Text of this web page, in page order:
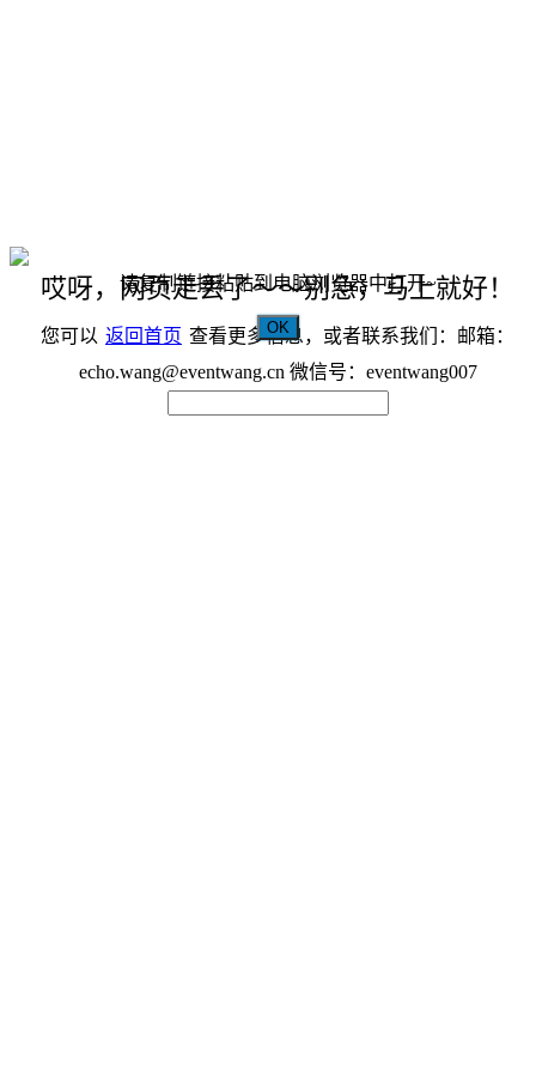
哎呀，网页走丢了～～别急，马上就好！
您可以 返回首页 查看更多信息，或者联系我们：邮箱：
echo.wang@eventwang.cn 微信号：eventwang007
请复制链接粘贴到电脑浏览器中打开~
OK